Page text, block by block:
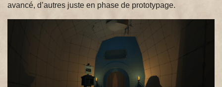
avancé, d’autres juste en phase de prototypage.